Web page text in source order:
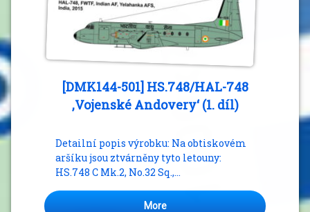
[DMK144-501] HS.748/HAL-748
,Vojenské Andovery‘ (1. díl)
Detailní popis výrobku: Na obtiskovém
aršíku jsou ztvárněny tyto letouny:
HS.748 C Mk.2, No.32 Sq.,…
More